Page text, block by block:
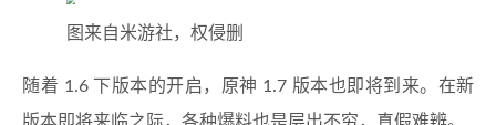
图来自米游社，权侵删
随着 1.6 下版本的开启，原神 1.7 版本也即将到来。在新